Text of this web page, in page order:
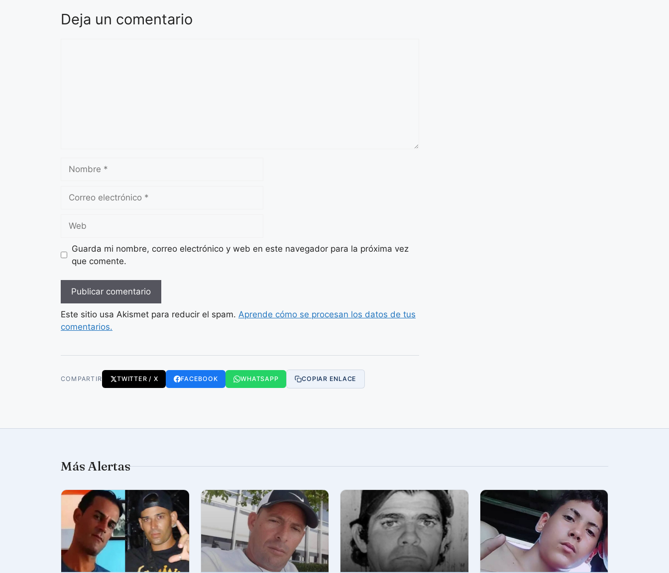
Deja un comentario
electrónico
Guarda mi nombre, correo electrónico y web en este navegador para la próxima vez
que comente.
Este sitio usa Akismet para reducir el spam. Aprende cómo se procesan los datos de tus
comentarios.
COMPARTIR TWITTER / X FACEBOOK WHATSAPP COPIAR ENLACE
Más Alertas